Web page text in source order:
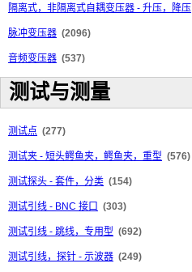
隔离式，非隔离式自耦变压器 - 升压，降压
脉冲变压器 (2096)
音频变压器 (537)
测试与测量
测试点 (277)
测试夹 - 短头鳄鱼夹，鳄鱼夹，重型 (576)
测试探头 - 套件，分类 (154)
测试引线 - BNC 接口 (303)
测试引线 - 跳线，专用型 (692)
测试引线，探针 - 示波器 (249)